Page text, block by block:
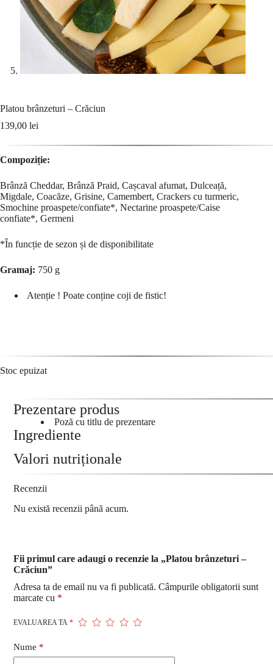
Platou brânzeturi – Crăciun
139,00 lei
Compoziție:
Brânză Cheddar, Brânză Praid, Cașcaval afumat, Dulceață,
Migdale, Coacăze, Grisine, Camembert, Crackers cu turmeric,
Smochine proaspete/confiate*, Nectarine proaspete/Caise
confiate*, Germeni
*În funcție de sezon și de disponibilitate
Gramaj: 750 g
Atenție ! Poate conține coji de fistic!
Stoc epuizat
Prezentare produs
Poză cu titlu de prezentare
Ingrediente
Valori nutriționale
Recenzii
Nu există recenzii până acum.
Fii primul care adaugi o recenzie la „Platou brânzeturi –
Crăciun”
Adresa ta de email nu va fi publicată. Câmpurile obligatorii sunt
marcate cu *
EVALUAREA TA*
Nume *